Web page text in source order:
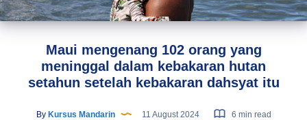
Maui mengenang 102 orang yang
meninggal dalam kebakaran hutan
setahun setelah kebakaran dahsyat itu
ByKursus Mandarin 11 August 2024
6 min read